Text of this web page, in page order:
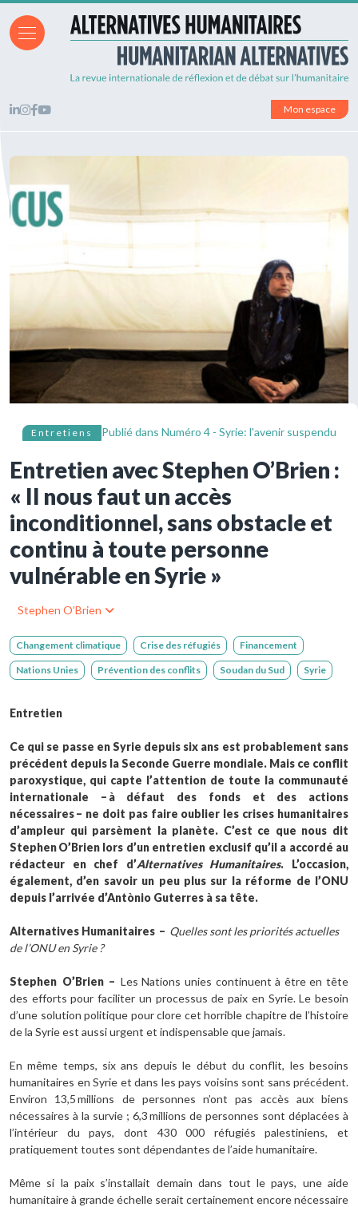
Mon espace
Entretiens Publié dans Numéro 4 - Syrie: l'avenir suspendu
Entretien avec Stephen O’Brien :
« Il nous faut un accès
inconditionnel, sans obstacle et
continu à toute personne
vulnérable en Syrie »
Stephen O’Brien
Changement climatique Crise des réfugiés Financement
Nations Unies Prévention des conflits Soudan du Sud Syrie
Entretien
Ce qui se passe en Syrie depuis six ans est probablement sans
précédent depuis la Seconde Guerre mondiale. Mais ce conflit
paroxystique, qui capte l’attention de toute la communauté
internationale – à défaut des fonds et des actions
nécessaires – ne doit pas faire oublier les crises humanitaires
d’ampleur qui parsèment la planète. C’est ce que nous dit
Stephen O’Brien lors d’un entretien exclusif qu’il a accordé au
rédacteur en chef d’Alternatives Humanitaires. L’occasion,
également, d’en savoir un peu plus sur la réforme de l’ONU
depuis l’arrivée d’Antònio Guterres à sa tête.
Alternatives Humanitaires – Quelles sont les priorités actuelles
de l’ONU en Syrie ?
Stephen O’Brien – Les Nations unies continuent à être en tête
des efforts pour faciliter un processus de paix en Syrie. Le besoin
d’une solution politique pour clore cet horrible chapitre de l’histoire
de la Syrie est aussi urgent et indispensable que jamais.
En même temps, six ans depuis le début du conflit, les besoins
humanitaires en Syrie et dans les pays voisins sont sans précédent.
Environ 13,5 millions de personnes n’ont pas accès aux biens
nécessaires à la survie ; 6,3 millions de personnes sont déplacées à
l’intérieur du pays, dont 430 000 réfugiés palestiniens, et
pratiquement toutes sont dépendantes de l’aide humanitaire.
Même si la paix s’installait demain dans tout le pays, une aide
humanitaire à grande échelle serait certainement encore nécessaire